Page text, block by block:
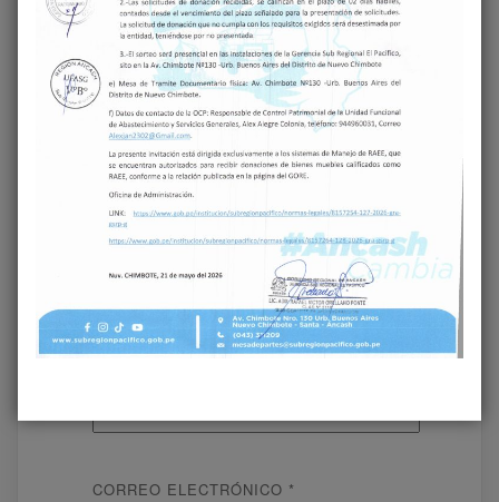
marcados con*
COMENTARIO*
CORREO ELECTRÓNICO *